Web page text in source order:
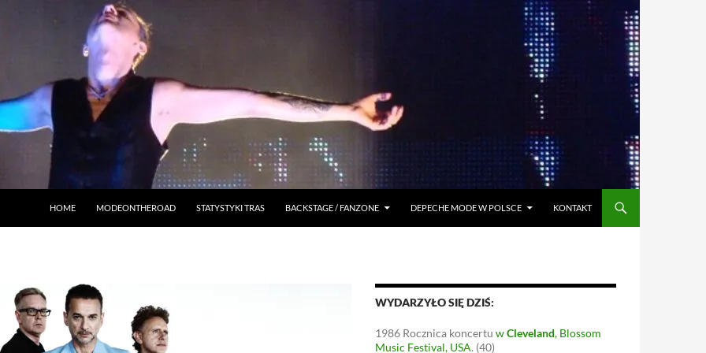
HOME MODEONTHEROAD STATYSTYKI TRAS BACKSTAGE / FANZONE DEPECHE MODE W POLSCE KONTAKT
WYDARZYŁO SIĘ DZIŚ:
1986 Rocznica koncertu wCleveland, Blossom
Music Festival, USA. (40)